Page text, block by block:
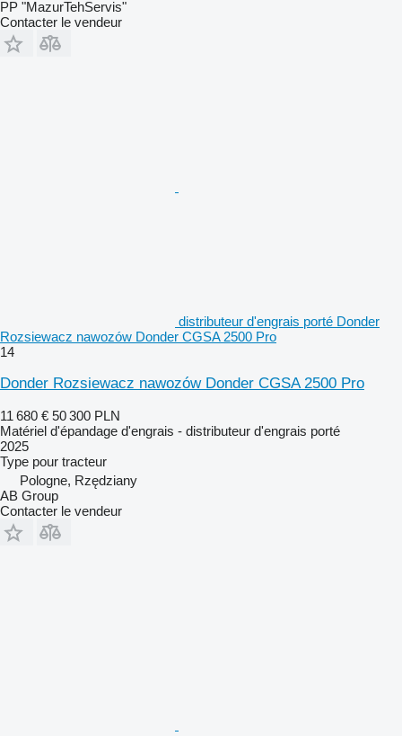
PP "MazurTehServis"
Contacter le vendeur
distributeur d'engrais porté Donder
Rozsiewacz nawozów Donder CGSA 2500 Pro
14
Donder Rozsiewacz nawozów Donder CGSA 2500 Pro
11 680 € 50 300 PLN
Matériel d'épandage d'engrais - distributeur d'engrais porté
2025
Type pour tracteur
Pologne, Rzędziany
AB Group
Contacter le vendeur